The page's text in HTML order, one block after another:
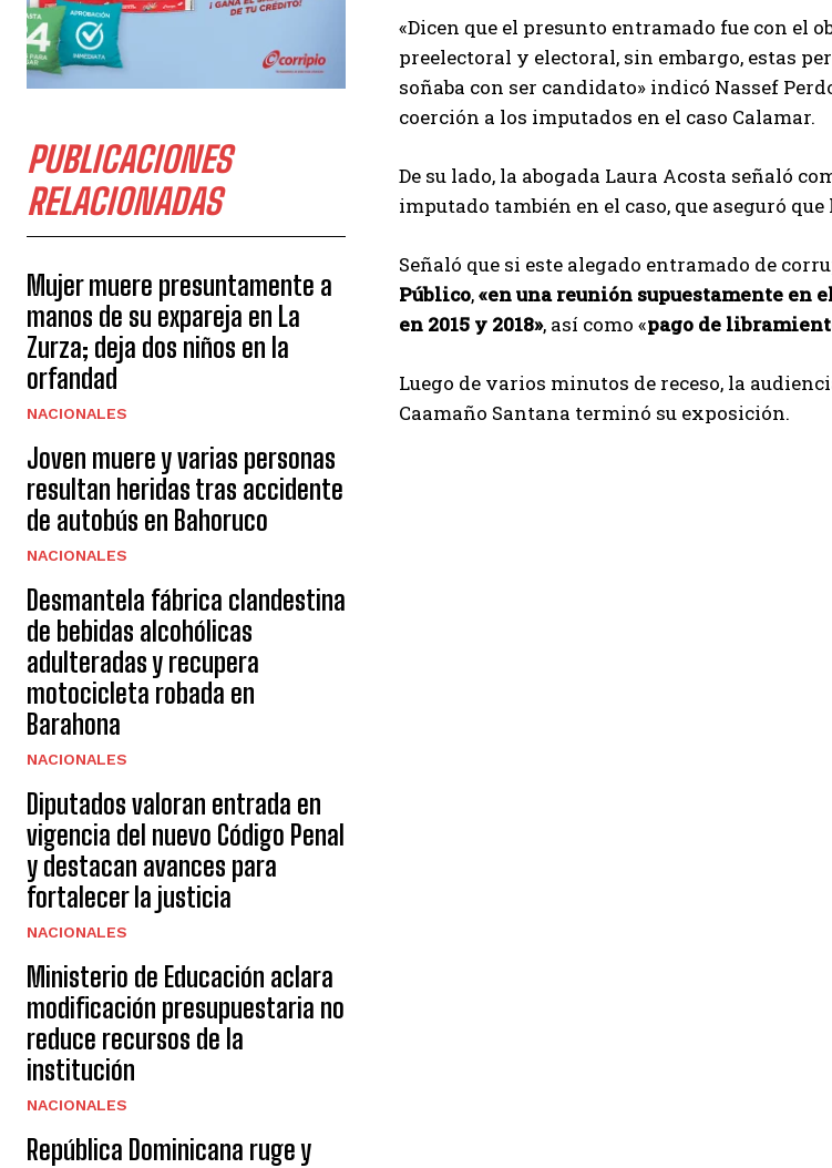
PUBLICACIONES
RELACIONADAS
Mujer muere presuntamente a
manos de su expareja en La
Zurza; deja dos niños en la
orfandad
NACIONALES
Joven muere y varias personas
resultan heridas tras accidente
de autobús en Bahoruco
NACIONALES
Desmantela fábrica clandestina
de bebidas alcohólicas
adulteradas y recupera
motocicleta robada en
Barahona
NACIONALES
Diputados valoran entrada en
vigencia del nuevo Código Penal
y destacan avances para
fortalecer la justicia
NACIONALES
Ministerio de Educación aclara
modificación presupuestaria no
reduce recursos de la
institución
NACIONALES
República Dominicana ruge y
«Dicen que el presunto entramado fue con el
preelectoral y electoral, sin embargo, estas
soñaba con ser candidato» indicó Nassef
coerción a los imputados en el caso Calamar.
De su lado, la abogada Laura Acosta señaló
imputado también en el caso, que aseguró
Señaló que si este alegado entramado de
Público,«en una reunión supuestamente en
en 2015 y 2018», así como «pago de
Luego de varios minutos de receso, la
Caamaño Santana terminó su exposición.